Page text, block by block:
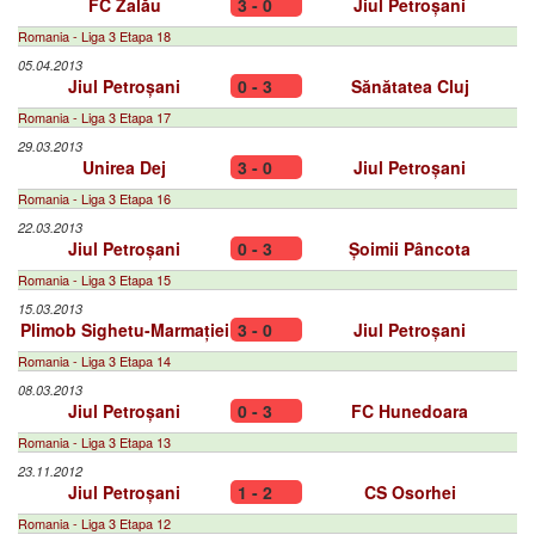
FC Zalău 3 - 0 Jiul Petroșani
Romania - Liga 3 Etapa 18
05.04.2013
Jiul Petroșani 0 - 3 Sănătatea Cluj
Romania - Liga 3 Etapa 17
29.03.2013
Unirea Dej 3 - 0 Jiul Petroșani
Romania - Liga 3 Etapa 16
22.03.2013
Jiul Petroșani 0 - 3 Șoimii Pâncota
Romania - Liga 3 Etapa 15
15.03.2013
Plimob Sighetu-Marmației 3 - 0 Jiul Petroșani
Romania - Liga 3 Etapa 14
08.03.2013
Jiul Petroșani 0 - 3 FC Hunedoara
Romania - Liga 3 Etapa 13
23.11.2012
Jiul Petroșani 1 - 2 CS Osorhei
Romania - Liga 3 Etapa 12